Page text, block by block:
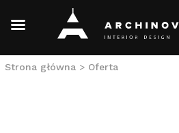
Skip
Strona główna > Oferta